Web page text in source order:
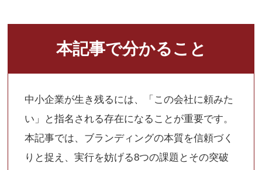
本記事で分かること
中小企業が生き残るには、「この会社に頼みた
い」と指名される存在になることが重要です。
本記事では、ブランディングの本質を信頼づく
りと捉え、実行を妨げる8つの課題とその突破